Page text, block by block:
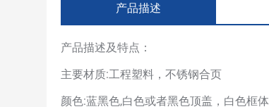
产品描述
产品描述及特点：
主要材质:工程塑料，不锈钢合页
颜色:蓝黑色,白色或者黑色顶盖，白色框体